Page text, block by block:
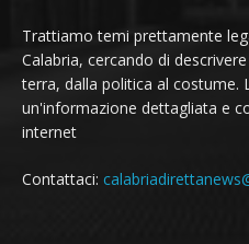
Trattiamo temi prettamente
Calabria, cercando di
terra, dalla politica al costume.
un'informazione dettagliata e
internet
Contattaci: